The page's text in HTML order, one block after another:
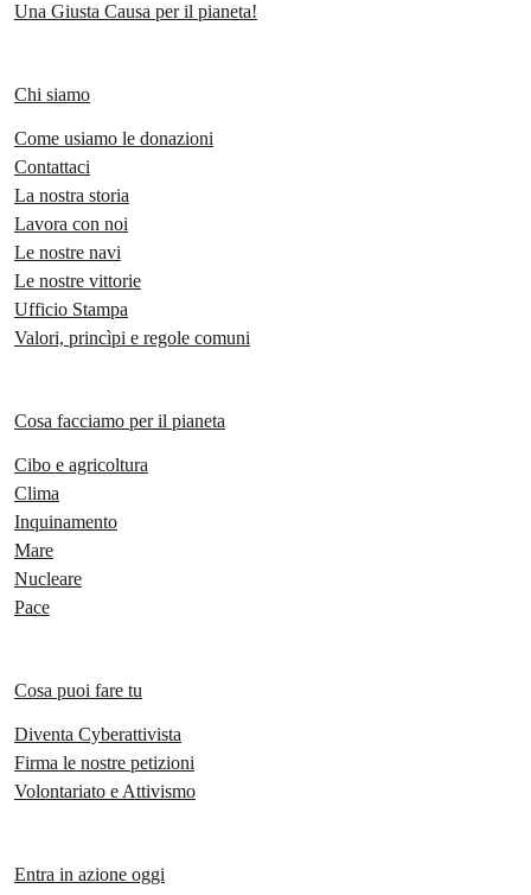
Una Giusta Causa per il pianeta!
Chi siamo
Come usiamo le donazioni
Contattaci
La nostra storia
Lavora con noi
Le nostre navi
Le nostre vittorie
Ufficio Stampa
Valori, princìpi e regole comuni
Cosa facciamo per il pianeta
Cibo e agricoltura
Clima
Inquinamento
Mare
Nucleare
Pace
Cosa puoi fare tu
Diventa Cyberattivista
Firma le nostre petizioni
Volontariato e Attivismo
Entra in azione oggi